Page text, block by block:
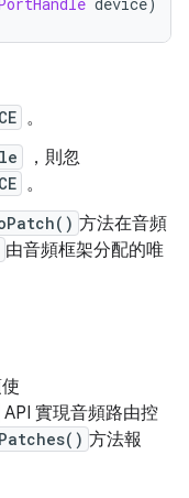
。
，則忽
。
方法在音頻
由音頻框架分配的唯
API 實現音頻路由控
方法報